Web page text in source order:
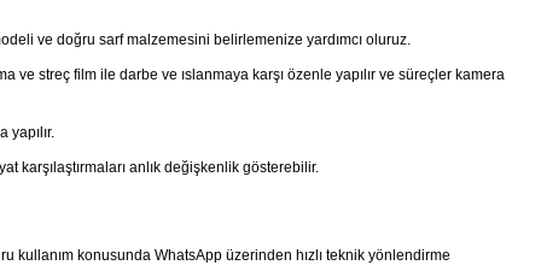
ve doğru sarf malzemesini belirlemenize yardımcı oluruz.
streç film ile darbe ve ıslanmaya karşı özenle yapılır ve süreçler kamera
yapılır.
karşılaştırmaları anlık değişkenlik gösterebilir.
konusunda WhatsApp üzerinden hızlı teknik yönlendirme